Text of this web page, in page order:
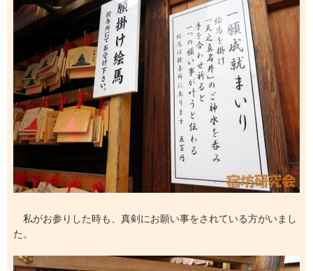
私がお参りした時も、真剣にお願い事をされている方がいまし
た。